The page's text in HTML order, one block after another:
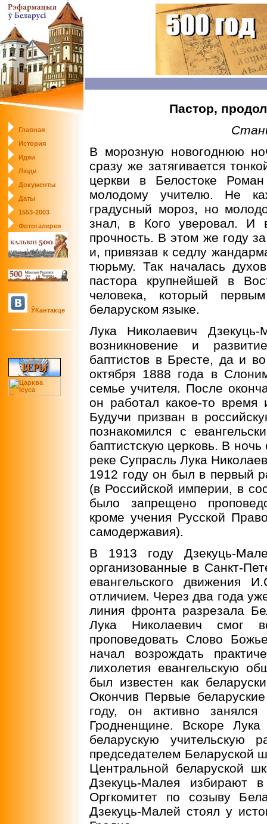
Главная
История
Идеи
Люди
Документы
Даты
1553-2003
Фотoгалерея
ЎКантакце
Пастор,
В морозную новогоднюю
сразу же затягивается
церкви в Белостоке
молодому учителю. Не
градусный мороз, но
знал, в Кого уверовал. И
прочность. В этом же году
и, привязав к седлу
тюрьму. Так началась
пастора крупнейшей в
человека, который
беларуском языке.
Лука Николаевич
возникновение и
баптистов в Бресте, да и
октября 1888 года в
семье учителя. После
он работал какое-то время
Будучи призван в
познакомился с
баптистскую церковь. В
реке Супрасль Лука
1912 году он был в первый
(в Российской империи, в
было запрещено
кроме учения Русской
самодержавия).
В 1913 году Дзекуць-
организованные в Санкт-
евангельского движения
отличием. Через два года
линия фронта разрезала
Лука Николаевич смог
проповедовать Слово
начал возрождать
лихолетия евангельскую
был известен как
Окончив Первые
году, он активно
Гродненщине. Вскоре Лука
беларускую
председателем Беларуской
Центральной беларуской
Дзекуць-Малея избирают
Оргкомитет по созыву
Дзекуць-Малей стоял у